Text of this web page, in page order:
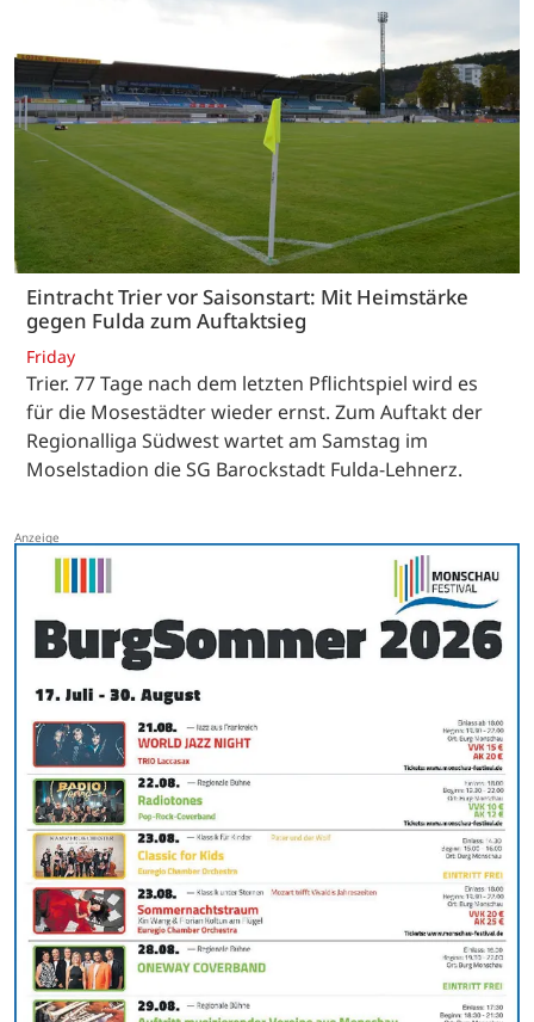
Eintracht Trier vor Saisonstart: Mit Heimstärke
gegen Fulda zum Auftaktsieg
Friday
Trier. 77 Tage nach dem letzten Pflichtspiel wird es
für die Mosestädter wieder ernst. Zum Auftakt der
Regionalliga Südwest wartet am Samstag im
Moselstadion die SG Barockstadt Fulda-Lehnerz.